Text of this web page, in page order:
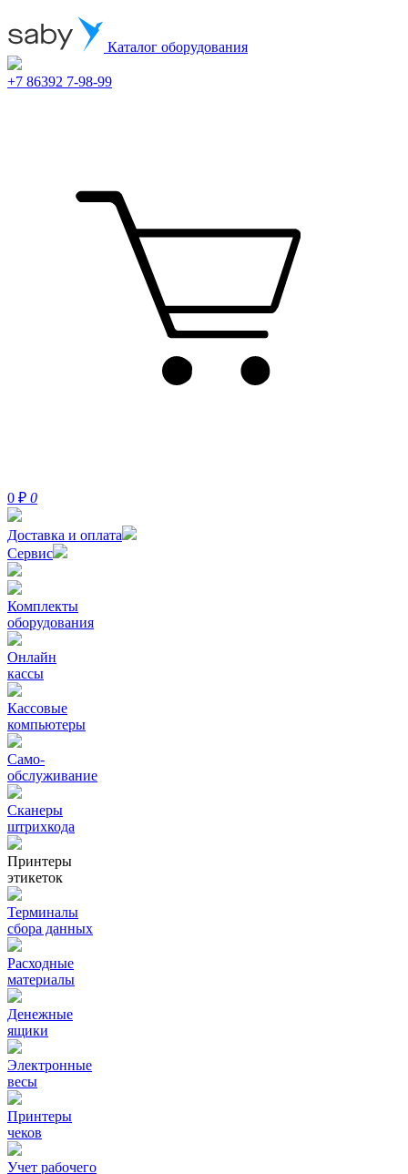
Каталог оборудования
+7 86392 7-98-99
0 ₽ 0
Доставка и оплата
Сервис
Комплекты
оборудования
Онлайн
кассы
Кассовые
компьютеры
Само-
обслуживание
Сканеры
штрихкода
Принтеры
этикеток
Терминалы
сбора данных
Расходные
материалы
Денежные
ящики
Электронные
весы
Принтеры
чеков
Учет рабочего